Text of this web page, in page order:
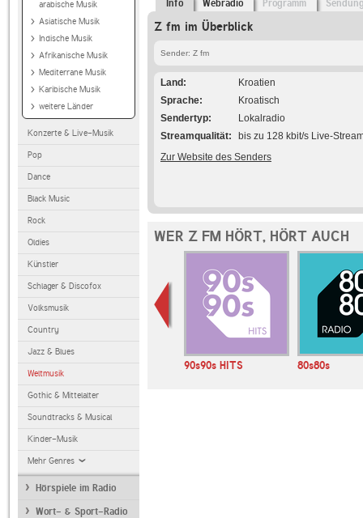
arabische Musik
Asiatische Musik
Indische Musik
Afrikanische Musik
Mediterrane Musik
Karibische Musik
weitere Länder
Konzerte & Live-Musik
Pop
Dance
Black Music
Rock
Oldies
Künstler
Schlager & Discofox
Volksmusik
Country
Jazz & Blues
Weltmusik
Gothic & Mittelalter
Soundtracks & Musical
Kinder-Musik
Mehr Genres
Hörspiele im Radio
Wort- & Sport-Radio
Info Webradio Programm
Z fm im Überblick
Sender: Z fm
Land
Kroatien
Sprache
Kroatisch
Sendertyp
Lokalradio
Streamqualität
bis zu 128 kbit/s Live-
Zur Website des Senders
WER Z FM HÖRT, HÖRT AUCH
90s90s HITS 80s80s